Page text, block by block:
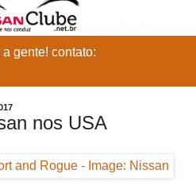
gente! contato:
nos USA